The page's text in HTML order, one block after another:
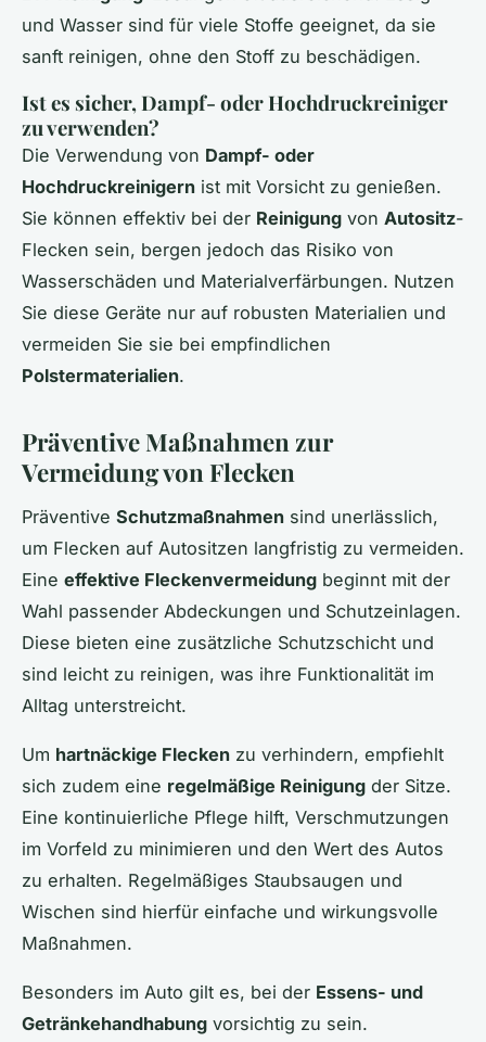
und Wasser sind für viele Stoffe geeignet, da sie
sanft reinigen, ohne den Stoff zu beschädigen.
Ist es sicher, Dampf- oder Hochdruckreiniger
zu verwenden?
Die Verwendung von Dampf- oder
Hochdruckreinigern ist mit Vorsicht zu genießen.
Sie können effektiv bei der Reinigung von Autositz-
Flecken sein, bergen jedoch das Risiko von
Wasserschäden und Materialverfärbungen. Nutzen
Sie diese Geräte nur auf robusten Materialien und
vermeiden Sie sie bei empfindlichen
Polstermaterialien.
Präventive Maßnahmen zur
Vermeidung von Flecken
Präventive Schutzmaßnahmen sind unerlässlich,
um Flecken auf Autositzen langfristig zu vermeiden.
Eine effektive Fleckenvermeidung beginnt mit der
Wahl passender Abdeckungen und Schutzeinlagen.
Diese bieten eine zusätzliche Schutzschicht und
sind leicht zu reinigen, was ihre Funktionalität im
Alltag unterstreicht.
Um hartnäckige Flecken zu verhindern, empfiehlt
sich zudem eine regelmäßige Reinigung der Sitze.
Eine kontinuierliche Pflege hilft, Verschmutzungen
im Vorfeld zu minimieren und den Wert des Autos
zu erhalten. Regelmäßiges Staubsaugen und
Wischen sind hierfür einfache und wirkungsvolle
Maßnahmen.
Besonders im Auto gilt es, bei der Essens- und
Getränkehandhabung vorsichtig zu sein.